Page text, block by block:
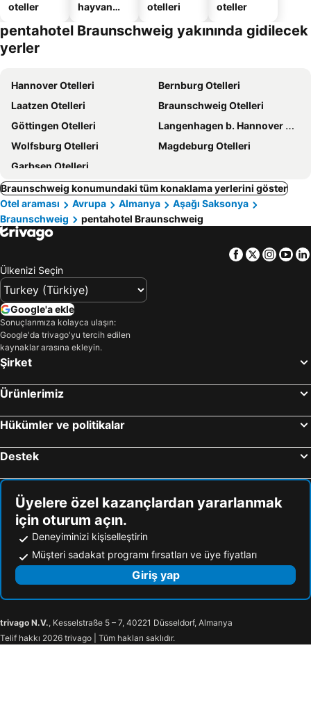
oteller
hayvan
oteller
otelleri
oteller
pentahotel Braunschweig yakınında gidilecek
yerler
Hannover Otelleri
Bernburg Otelleri
Laatzen Otelleri
Braunschweig Otelleri
Göttingen Otelleri
Langenhagen b. Hannover Otelleri
Wolfsburg Otelleri
Magdeburg Otelleri
Garbsen Otelleri
Braunschweig konumundaki tüm konaklama yerlerini göster
Otel araması
Avrupa Almanya
Aşağı Saksonya
Braunschweig
pentahotel Braunschweig
Facebook
Twitter
Ülkenizi Seçin
Google'a ekle
Sonuçlarımıza kolayca ulaşın:
Google'da trivago'yu tercih edilen
kaynaklar arasına ekleyin.
Şirket
Ürünlerimiz
Hükümler ve politikalar
Destek
Üyelere özel kazançlardan yararlanmak
için oturum açın.
Deneyiminizi kişiselleştirin
Müşteri sadakat programı fırsatları ve üye fiyatları
Giriş yap
trivago N.V., Kesselstraße 5 – 7, 40221 Düsseldorf, Almanya
Telif hakkı 2026 trivago | Tüm hakları saklıdır.